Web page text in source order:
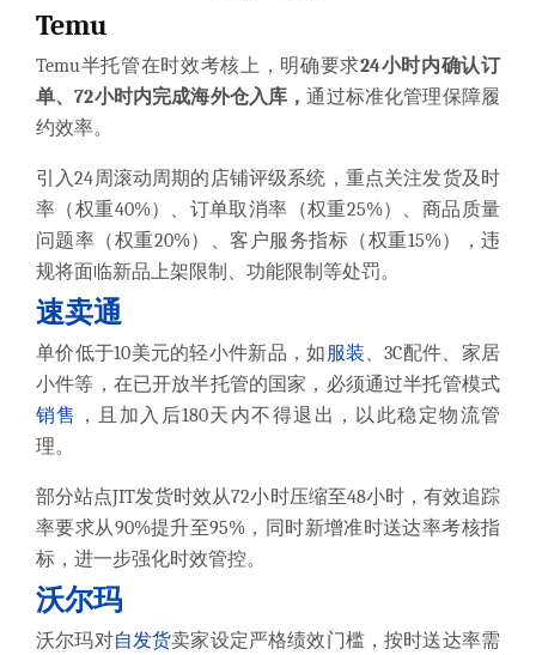
Temu
Temu半托管在时效考核上，明确要求24小时内确认订
单、72小时内完成海外仓入库，通过标准化管理保障履
约效率。
引入24周滚动周期的店铺评级系统，重点关注发货及时
率（权重40%）、订单取消率（权重25%）、商品质量
问题率（权重20%）、客户服务指标（权重15%），违
规将面临新品上架限制、功能限制等处罚。
速卖通
单价低于10美元的轻小件新品，如服装、3C配件、家居
小件等，在已开放半托管的国家，必须通过半托管模式
销售
，且加入后180天内不得退出，以此稳定物流管
理。
部分站点JIT发货时效从72小时压缩至48小时，有效追踪
率要求从90%提升至95%，同时新增准时送达率考核指
标，进一步强化时效管控。
沃尔玛
沃尔玛对自发货卖家设定严格绩效门槛，按时送达率需